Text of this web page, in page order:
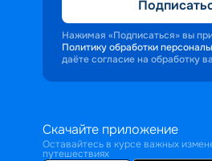
Нажимая «Подписаться» вы
Политику обработки
даёте согласие на обработку
Скачайте приложение
Оставайтесь в курсе важных
путешествиях